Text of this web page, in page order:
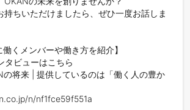
持ちいただけましたら、ぜひ一度お話しま
働くメンバーや働き方を紹介】
ビューはこちら
の将来 | 提供しているのは「働く人の豊か
n/nf1fce59f551a